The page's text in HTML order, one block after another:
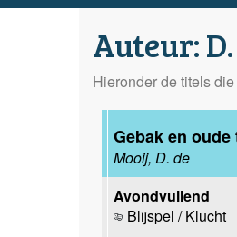
Auteur:
Hieronder de titels
Gebak en oude
Mooij, D. de
Avondvullend
Blijspel / Klucht